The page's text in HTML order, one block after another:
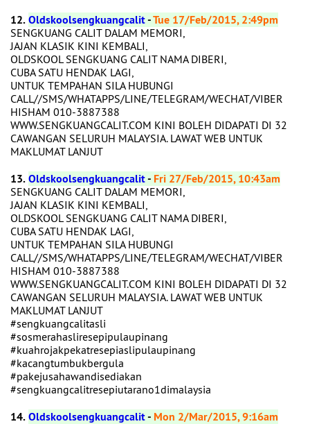
12.Oldskoolsengkuangcalit-Tue 17/Feb/2015, 2:49pm
SENGKUANG CALIT DALAM MEMORI,
JAJAN KLASIK KINI KEMBALI,
OLDSKOOL SENGKUANG CALIT NAMA DIBERI,
CUBA SATU HENDAK LAGI,
UNTUK TEMPAHAN SILA HUBUNGI
CALL//SMS/WHATAPPS/LINE/TELEGRAM/WECHAT/VIBER
HISHAM 010-3887388
WWW.SENGKUANGCALIT.COM KINI BOLEH DIDAPATI DI 32
CAWANGAN SELURUH MALAYSIA. LAWAT WEB UNTUK
MAKLUMAT LANJUT
13.Oldskoolsengkuangcalit- Fri 27/Feb/2015, 10:43am
SENGKUANG CALIT DALAM MEMORI,
JAJAN KLASIK KINI KEMBALI,
OLDSKOOL SENGKUANG CALIT NAMA DIBERI,
CUBA SATU HENDAK LAGI,
UNTUK TEMPAHAN SILA HUBUNGI
CALL//SMS/WHATAPPS/LINE/TELEGRAM/WECHAT/VIBER
HISHAM 010-3887388
WWW.SENGKUANGCALIT.COM KINI BOLEH DIDAPATI DI 32
CAWANGAN SELURUH MALAYSIA. LAWAT WEB UNTUK
MAKLUMAT LANJUT
‪#‎sengkuangcalitasli‬
‪#‎sosmerahasliresepipulaupinang‬
‪#‎kuahrojakpekatresepiaslipulaupinang‬
‪#‎kacangtumbukbergula‬
‪#‎pakejusahawandisediakan‬
‪#‎sengkuangcalitresepiutarano1dimalaysia‬
14.Oldskoolsengkuangcalit- Mon 2/Mar/2015, 9:16am